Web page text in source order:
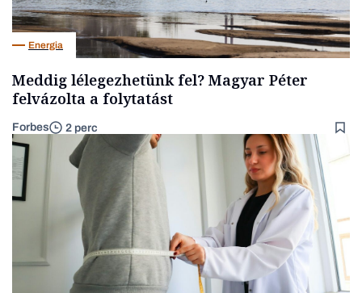
Energia
Meddig lélegezhetünk fel? Magyar Péter
felvázolta a folytatást
Forbes 2 perc